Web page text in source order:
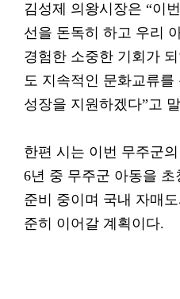
김성제 의왕시장은 “이
선을 돈독히 하고 우리
경험한 소중한 기회가
도 지속적인 문화교류
성장을 지원하겠다”고
한편 시는 이번 무주군
6년 중 무주군 아동을
준비 중이며 국내 자매
준히 이어갈 계획이다.